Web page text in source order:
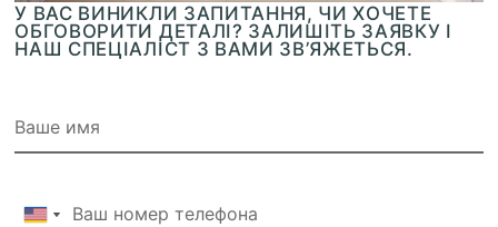
У ВАС ВИНИКЛИ ЗАПИТАННЯ, ЧИ ХОЧЕТЕ
ОБГОВОРИТИ ДЕТАЛІ? ЗАЛИШІТЬ ЗАЯВКУ І
НАШ СПЕЦІАЛІСТ З ВАМИ ЗВ’ЯЖЕТЬСЯ.